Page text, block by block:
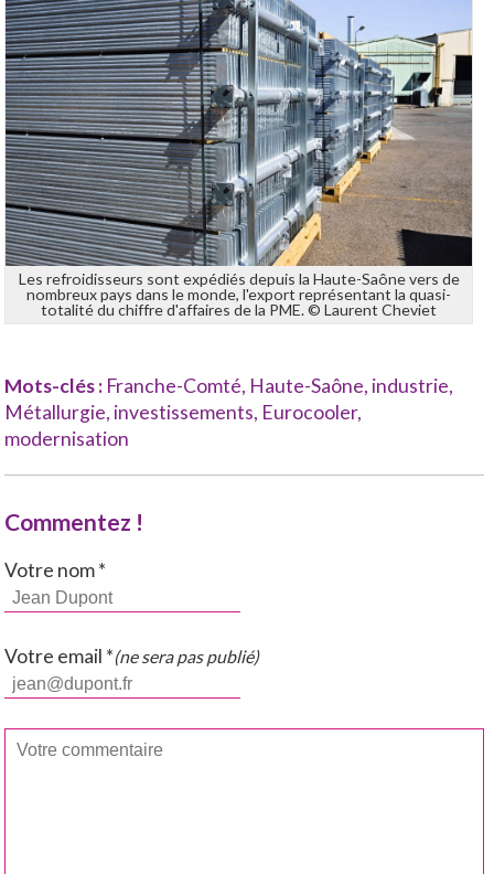
Les refroidisseurs sont expédiés depuis la Haute-Saône vers de
nombreux pays dans le monde, l'export représentant la quasi-
totalité du chiffre d'affaires de la PME. © Laurent Cheviet
Mots-clés : Franche-Comté, Haute-Saône, industrie,
Métallurgie, investissements, Eurocooler,
modernisation
Commentez !
Votre nom *
Votre email *(ne sera pas publié)